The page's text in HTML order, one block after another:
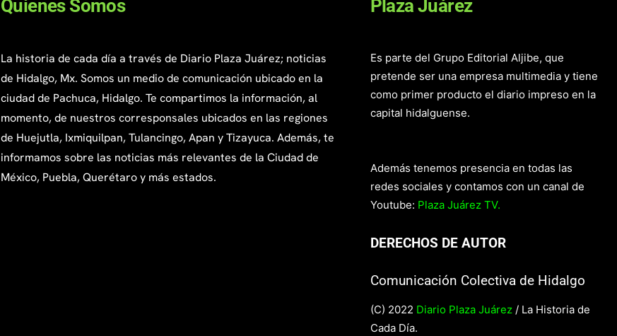
Quienes Somos
La historia de cada día a través de Diario Plaza Juárez; noticias
de Hidalgo, Mx. Somos un medio de comunicación ubicado en la
ciudad de Pachuca, Hidalgo. Te compartimos la información, al
momento, de nuestros corresponsales ubicados en las regiones
de Huejutla, Ixmiquilpan, Tulancingo, Apan y Tizayuca. Además, te
informamos sobre las noticias más relevantes de la Ciudad de
México, Puebla, Querétaro y más estados.
Plaza Juárez
Es parte del Grupo Editorial Aljibe, que
pretende ser una empresa multimedia y tiene
como primer producto el diario impreso en la
capital hidalguense.
Además tenemos presencia en todas las
redes sociales y contamos con un canal de
Youtube: Plaza Juárez TV.
DERECHOS DE AUTOR
Comunicación Colectiva de Hidalgo
(C) 2022 Diario Plaza Juárez / La Historia de
Cada Día.